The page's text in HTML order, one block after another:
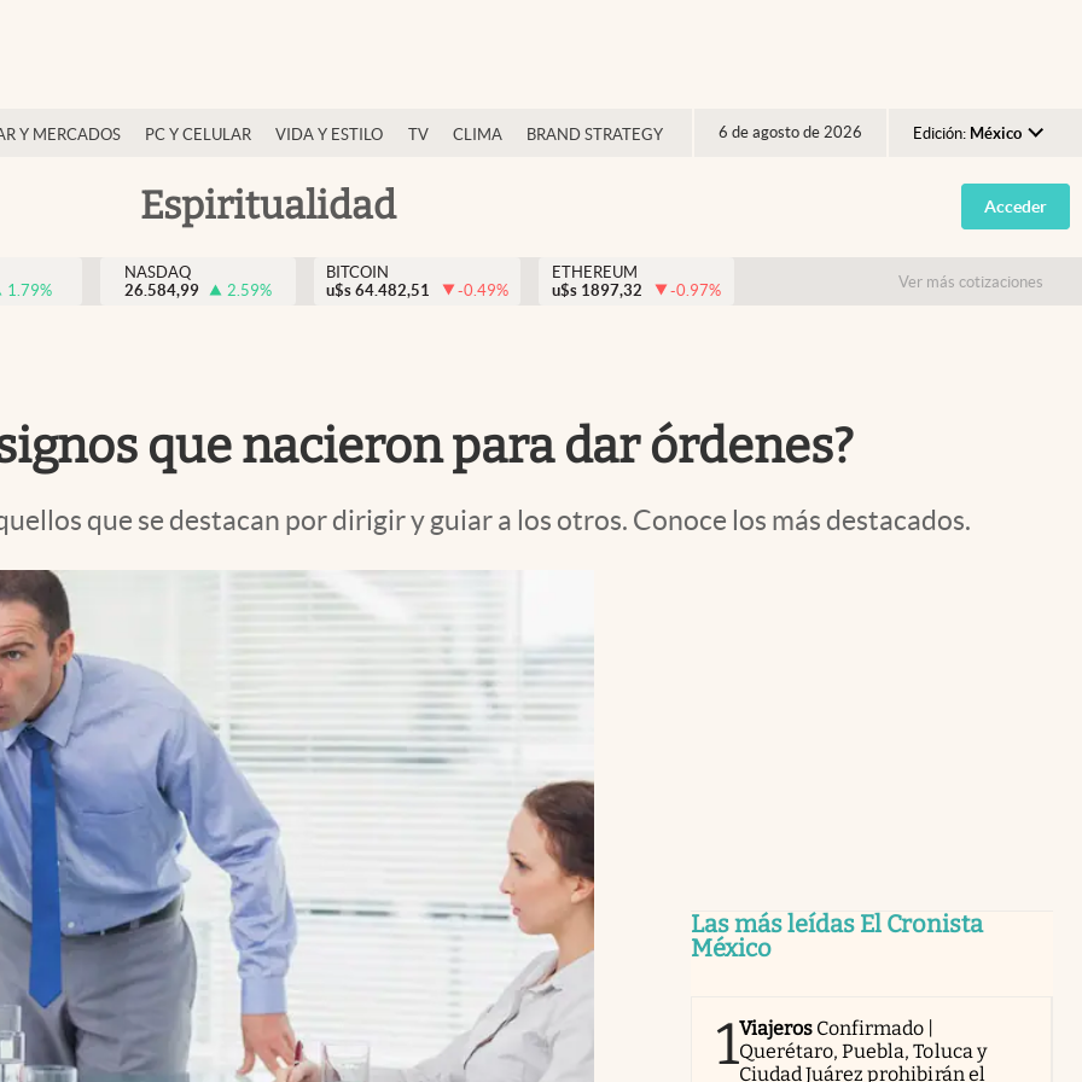
Y MERCADOS PC Y CELULAR VIDA Y ESTILO TV CLIMA BRAND STRATEGY 6 de agosto de 2026 Edición: México
Argentina
España
USA
Espiritualidad Acceder
1.79%
NASDAQ
26.584,99
2.59%
BITCOIN
u$s 64.482,51 -0.49%
ETHEREUM
u$s 1897,32 -0.97% Ver más cotizaciones
que nacieron para dar órdenes?
que se destacan por dirigir y guiar a los otros. Conoce los más destacados.
Las más leídas El Cronista
México
1Viajeros Confirmado |
Querétaro, Puebla, Toluca y
Ciudad Juárez prohibirán el